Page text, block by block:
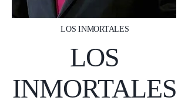
LOS INMORTALES
LOS
INMORTALES